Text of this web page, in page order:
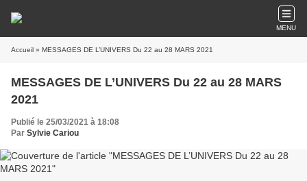
MENU
Accueil » MESSAGES DE L’UNIVERS Du 22 au 28 MARS 2021
MESSAGES DE L’UNIVERS Du 22 au 28 MARS
2021
Publié le 25/03/2021 à 18:08
Par Sylvie Cariou